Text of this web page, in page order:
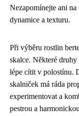
Nezapomínejte ani
dynamice a texturu.
Při výběru rostlin
skalce. Některé
lépe cítit v polostínu.
skalniček má ráda
experimentovat a
pestrou a